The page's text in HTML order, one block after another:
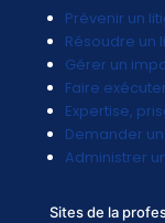
Prévenir un
Résoudre un
Gérer un
Faire
Expertise,
Demander
Administrer
Sites de la